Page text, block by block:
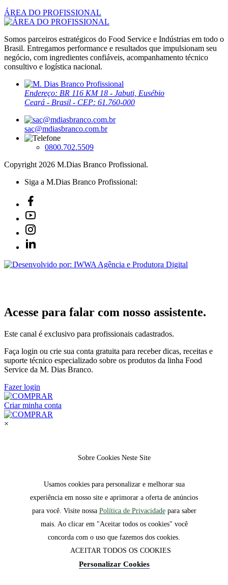
ÁREA DO PROFISSIONAL
Somos parceiros estratégicos do Food Service e Indústrias em todo o
Brasil. Entregamos performance e resultados que impulsionam seu
negócio, com ingredientes confiáveis, acompanhamento técnico
consultivo e logística nacional.
Endereço: BR 116 KM 18 - Jabuti, Eusébio
Ceará - Brasil - CEP: 61.760-000
sac@mdiasbranco.com.br
0800.702.5509
Copyright 2026 M.Dias Branco Profissional.
Siga a M.Dias Branco Profissional:
Acesse para falar com nosso assistente.
Este canal é exclusivo para profissionais cadastrados.
Faça login ou crie sua conta gratuita para receber dicas, receitas e
suporte técnico especializado sobre os produtos da linha Food
Service da M. Dias Branco.
Fazer login
Criar minha conta
×
Sobre Cookies Neste Site
Usamos cookies para personalizar e melhorar sua
experiência em nosso site e aprimorar a oferta de anúncios
para você. Visite nossa Política de Privacidadepara saber
mais. Ao clicar em "Aceitar todos os cookies" você
concorda com o uso que fazemos dos cookies.
ACEITAR TODOS OS COOKIES
Personalizar Cookies